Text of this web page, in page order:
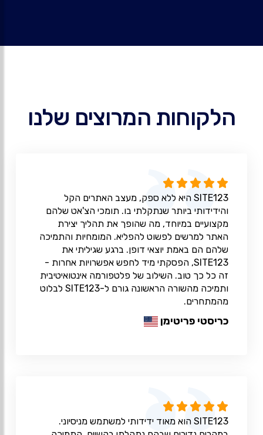
הלקוחות המרוצים שלנו
SITE123 היא ללא ספק, מעצב האתרים הקל
והידידותי ביותר שנתקלתי בו. תומכי הצ'אט שלהם
מקצועיים במיוחד, מה שהופך את תהליך יצירת
האתר למרשים לפשוט להפליא. המומחיות והתמיכה
שלהם הם באמת יוצאי דופן. ברגע שגיליתי את
SITE123, הפסקתי מיד לחפש אפשרויות אחרות -
זה כל כך טוב. השילוב של פלטפורמה אינטואיטיבית
ותמיכה מהשורה הראשונה גורם ל-SITE123 לבלוט
מהמתחרים.
כריסטי פריטימן
SITE123 הוא מאוד ידידותי למשתמש מניסיוני.